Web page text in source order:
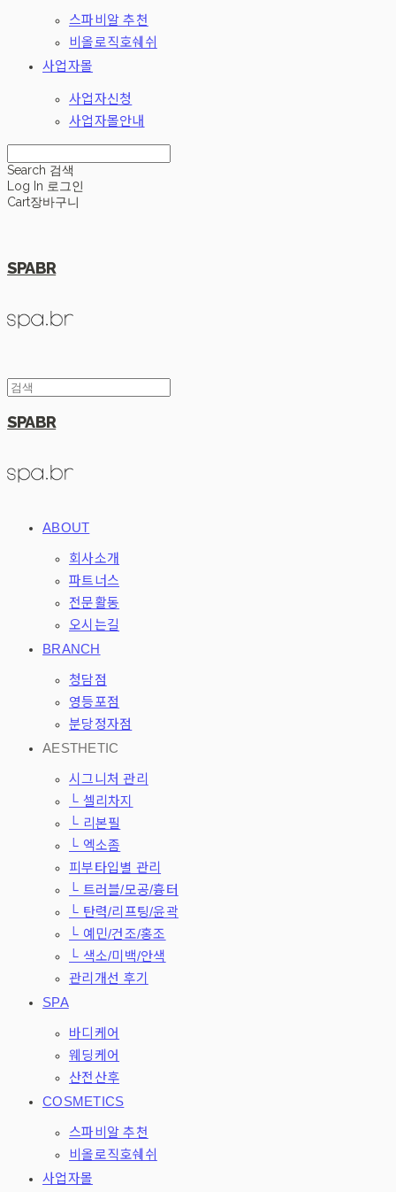
스파비알 추천
비올로직호쉐쉬
사업자몰
사업자신청
사업자몰안내
Search 검색
Log In 로그인
Cart장바구니
SPABR
SPABR
ABOUT
회사소개
파트너스
전문활동
오시는길
BRANCH
청담점
영등포점
분당정자점
AESTHETIC
시그니처 관리
└ 셀리차지
└ 리본필
└ 엑소좀
피부타입별 관리
└ 트러블/모공/흉터
└ 탄력/리프팅/윤곽
└ 예민/건조/홍조
└ 색소/미백/안색
관리개선 후기
SPA
바디케어
웨딩케어
산전산후
COSMETICS
스파비알 추천
비올로직호쉐쉬
사업자몰